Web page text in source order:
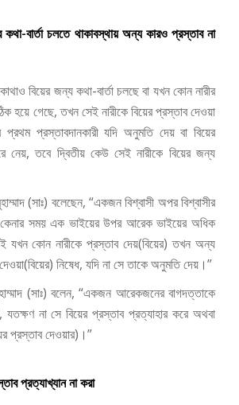
বার্তা চলতে থাকাবস্থায় অন্য কারও প্রস্তাব না
বিয়ের জন্য কথা-বার্তা চলছে বা যখন কোন নারীর
হয়ে গেছে, তখন সেই নারীকে বিয়ের প্রস্তাব দেওয়া
প্রস্তাবদানকারী যদি অনুমতি দেয় বা বিয়ের
নেয়, তবে দ্বিতীয় কেউ সেই নারীকে বিয়ের জন্য
(সাঃ) বলেছেন, “একজন বিশ্বাসী অপর বিশ্বাসীর
সময় এক ভাইয়ের উপর আরেক ভাইয়ের অধিক
যখন কোন নারীকে প্রস্তাব দেয়(বিয়ের) তখন অন্য
নিষেধ, যদি না সে তাকে অনুমতি দেয়।”
(সাঃ) বলেন, “একজন আরেকজনের বাগদত্তাকে
যতক্ষণ না সে বিয়ের প্রস্তাব প্রত্যাহার করে অথবা
প্রস্তাব দেওয়ার)।”
প্রত্যাখ্যান না করা